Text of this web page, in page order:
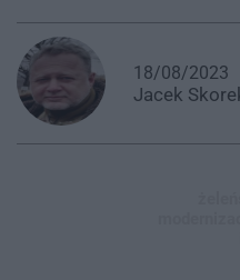
18/08/2023
Jacek